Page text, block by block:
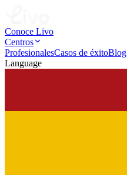
Conoce Livo
Centros
ProfesionalesCasos de éxitoBlog
Language